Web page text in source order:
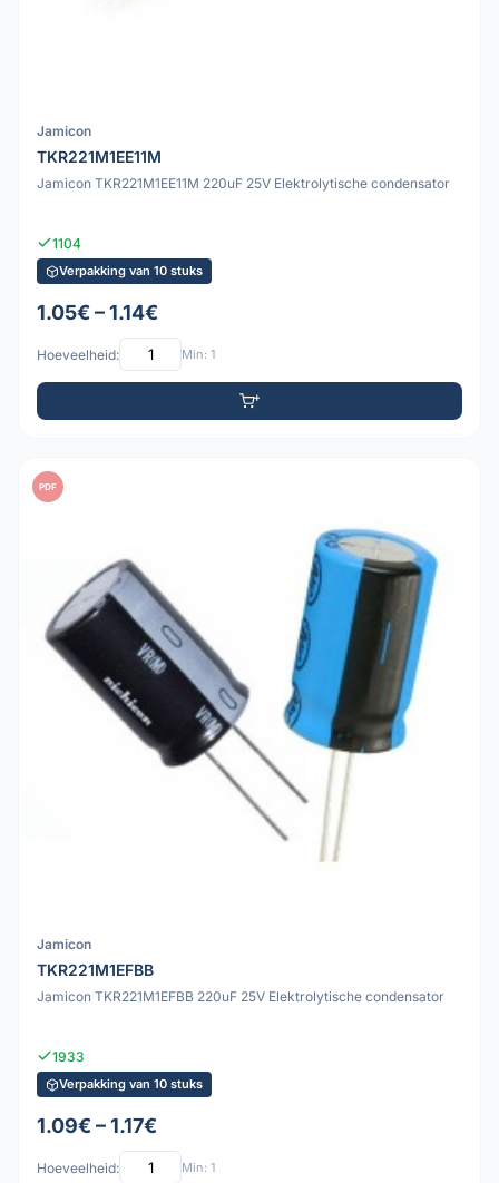
Jamicon
TKR221M1EE11M
Jamicon TKR221M1EE11M 220uF 25V Elektrolytische condensator
1104
Verpakking van 10 stuks
1.05€ – 1.14€
Hoeveelheid: Min: 1
PDF
Jamicon
TKR221M1EFBB
Jamicon TKR221M1EFBB 220uF 25V Elektrolytische condensator
1933
Verpakking van 10 stuks
1.09€ – 1.17€
Hoeveelheid: Min: 1